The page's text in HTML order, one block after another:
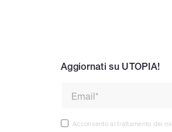
Aggiornati su UTOPIA!
Acconsento al trattamento dei